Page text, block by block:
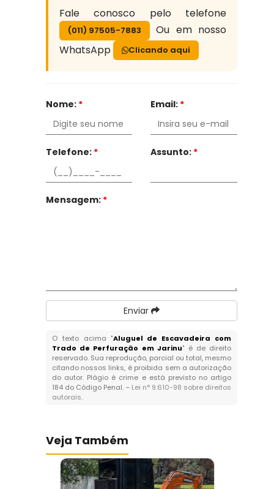
Fale conosco pelo telefone
(011) 97505-7883
Ou em nosso
WhatsApp
Clicando aqui
Nome: * Email: *
Telefone: * Assunto: *
Mensagem: *
Enviar
O texto acima "Aluguel de Escavadeira com
Trado de Perfuração em Jarinu" é de direito
reservado. Sua reprodução, parcial ou total, mesmo
citando nossos links, é proibida sem a autorização
do autor. Plágio é crime e está previsto no artigo
184 do Código Penal. – Lei n° 9.610-98 sobre direitos
autorais.
Veja Também